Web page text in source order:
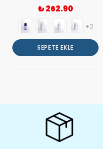
₺ 262.90
+2
SEPETE EKLE